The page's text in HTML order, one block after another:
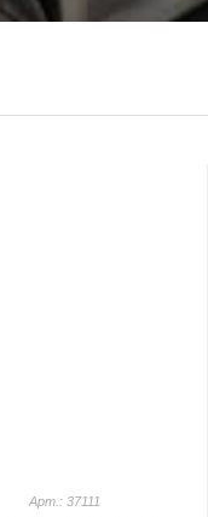
Арт.: 37111